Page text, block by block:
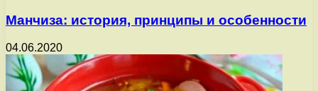
Манчиза: история, принципы и особенности
04.06.2020